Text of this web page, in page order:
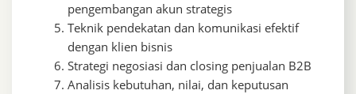
pengembangan akun strategis
Teknik pendekatan dan komunikasi efektif
dengan klien bisnis
Strategi negosiasi dan closing penjualan B2B
Analisis kebutuhan, nilai, dan keputusan